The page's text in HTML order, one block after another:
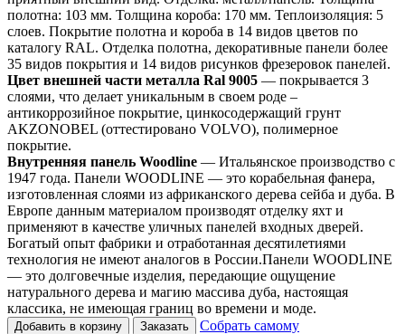
полотна: 103 мм. Толщина короба: 170 мм. Теплоизоляция: 5
слоев. Покрытие полотна и короба в 14 видов цветов по
каталогу RAL. Отделка полотна, декоративные панели более
35 видов покрытия и 14 видов рисунков фрезеровок панелей.
Цвет внешней части металла Ral 9005 — покрывается 3
слоями, что делает уникальным в своем роде –
антикоррозийное покрытие, цинкосодержащий грунт
AKZONOBEL (оттестировано VOLVO), полимерное
покрытие.
Внутренняя панель Woodline — Итальянское производство с
1947 года. Панели WOODLINE — это корабельная фанера,
изготовленная слоями из африканского дерева сейба и дуба. В
Европе данным материалом производят отделку яхт и
применяют в качестве уличных панелей входных дверей.
Богатый опыт фабрики и отработанная десятилетиями
технология не имеют аналогов в России.Панели WOODLINE
— это долговечные изделия, передающие ощущение
натурального дерева и магию массива дуба, настоящая
классика, не имеющая границ во времени и моде.
Добавить в корзину Заказать
Собрать самому